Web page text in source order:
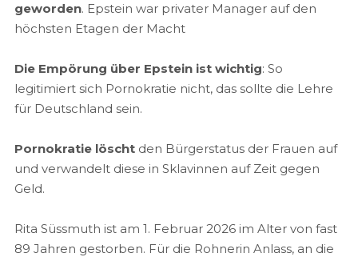
geworden. Epstein war privater Manager auf den
höchsten Etagen der Macht
Die Empörung über Epstein ist wichtig: So
legitimiert sich Pornokratie nicht, das sollte die Lehre
für Deutschland sein.
Pornokratie löschtden Bürgerstatus der Frauen auf
und verwandelt diese in Sklavinnen auf Zeit gegen
Geld.
Rita Süssmuth ist am 1. Februar 2026 im Alter von fast
89 Jahren gestorben. Für die Rohnerin Anlass, an die